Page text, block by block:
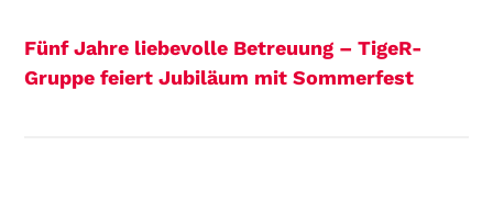
Fünf Jahre liebevolle Betreuung – TigeR-
Gruppe feiert Jubiläum mit Sommerfest